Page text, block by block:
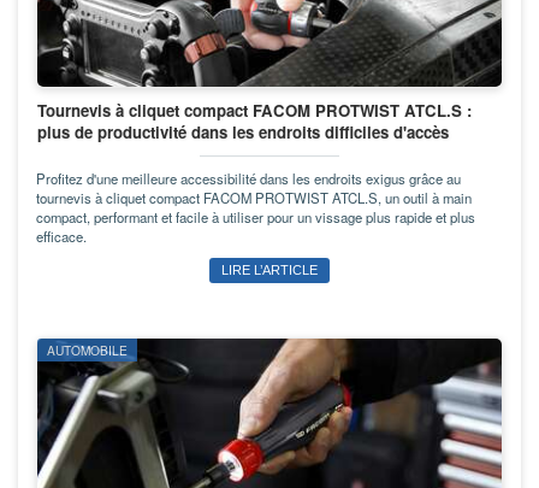
Tournevis à cliquet compact FACOM PROTWIST ATCL.S :
plus de productivité dans les endroits difficiles d'accès
Profitez d'une meilleure accessibilité dans les endroits exigus grâce au
tournevis à cliquet compact FACOM PROTWIST ATCL.S, un outil à main
compact, performant et facile à utiliser pour un vissage plus rapide et plus
efficace.
LIRE L’ARTICLE
AUTOMOBILE